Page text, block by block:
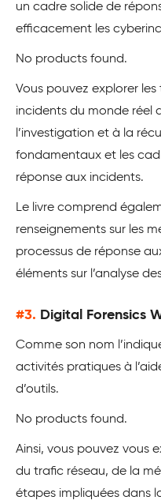
un cadre solide de
efficacement les
No products found.
Vous pouvez explorer
incidents du monde réel
l’investigation et à la
fondamentaux et les
réponse aux incidents.
Le livre comprend
renseignements sur les
processus de réponse
éléments sur l’analyse
#3. Digital Forensics
Comme son nom
activités pratiques à
d’outils.
No products found.
Ainsi, vous pouvez vous
du trafic réseau, de la
étapes impliquées dans